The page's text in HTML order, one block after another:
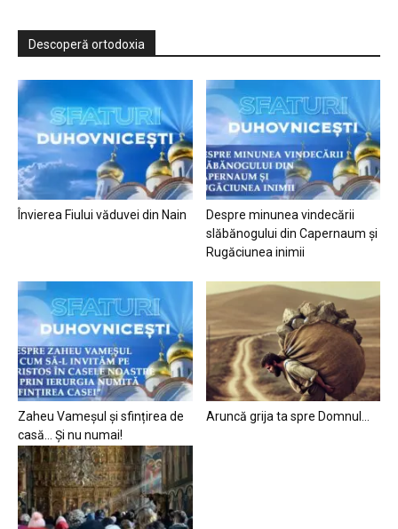
Descoperă ortodoxia
Învierea Fiului văduvei din Nain
Despre minunea vindecării
slăbănogului din Capernaum și
Rugăciunea inimii
Zaheu Vameșul și sfințirea de
casă… Și nu numai!
Aruncă grija ta spre Domnul…